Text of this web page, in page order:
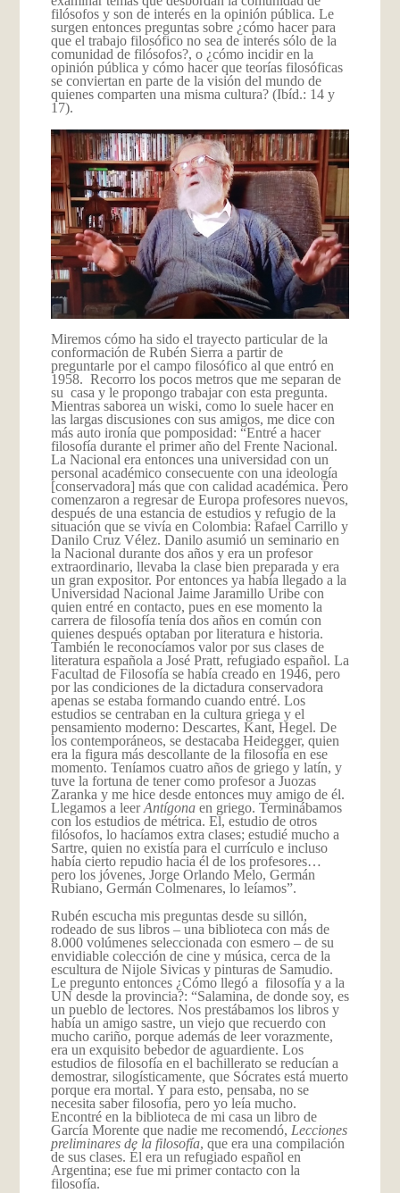
filósofos y son de interés en la opinión pública. Le
surgen entonces preguntas sobre ¿cómo hacer para
que el trabajo filosófico no sea de interés sólo de la
comunidad de filósofos?, o ¿cómo incidir en la
opinión pública y cómo hacer que teorías filosóficas
se conviertan en parte de la visión del mundo de
quienes comparten una misma cultura? (Ibíd.: 14 y
17).
Miremos cómo ha sido el trayecto particular de la
conformación de Rubén Sierra a partir de
preguntarle por el campo filosófico al que entró en
1958. Recorro los pocos metros que me separan de
su casa y le propongo trabajar con esta pregunta.
Mientras saborea un wiski, como lo suele hacer en
las largas discusiones con sus amigos, me dice con
más auto ironía que pomposidad: “Entré a hacer
filosofía durante el primer año del Frente Nacional.
La Nacional era entonces una universidad con un
personal académico consecuente con una ideología
[conservadora] más que con calidad académica. Pero
comenzaron a regresar de Europa profesores nuevos,
después de una estancia de estudios y refugio de la
situación que se vivía en Colombia: Rafael Carrillo y
Danilo Cruz Vélez. Danilo asumió un seminario en
la Nacional durante dos años y era un profesor
extraordinario, llevaba la clase bien preparada y era
un gran expositor. Por entonces ya había llegado a la
Universidad Nacional Jaime Jaramillo Uribe con
quien entré en contacto, pues en ese momento la
carrera de filosofía tenía dos años en común con
quienes después optaban por literatura e historia.
También le reconocíamos valor por sus clases de
literatura española a José Pratt, refugiado español. La
Facultad de Filosofía se había creado en 1946, pero
por las condiciones de la dictadura conservadora
apenas se estaba formando cuando entré. Los
estudios se centraban en la cultura griega y el
pensamiento moderno: Descartes, Kant, Hegel. De
los contemporáneos, se destacaba Heidegger, quien
era la figura más descollante de la filosofía en ese
momento. Teníamos cuatro años de griego y latín, y
tuve la fortuna de tener como profesor a Juozas
Zaranka y me hice desde entonces muy amigo de él.
Llegamos a leerAntígonaen griego. Terminábamos
con los estudios de métrica. El, estudio de otros
filósofos, lo hacíamos extra clases; estudié mucho a
Sartre, quien no existía para el currículo e incluso
había cierto repudio hacia él de los profesores…
pero los jóvenes, Jorge Orlando Melo, Germán
Rubiano, Germán Colmenares, lo leíamos”.
Rubén escucha mis preguntas desde su sillón,
rodeado de sus libros – una biblioteca con más de
8.000 volúmenes seleccionada con esmero – de su
envidiable colección de cine y música, cerca de la
escultura de Nijole Sivicas y pinturas de Samudio.
Le pregunto entonces ¿Cómo llegó a filosofía y a la
UN desde la provincia?: “Salamina, de donde soy, es
un pueblo de lectores. Nos prestábamos los libros y
había un amigo sastre, un viejo que recuerdo con
mucho cariño, porque además de leer vorazmente,
era un exquisito bebedor de aguardiente. Los
estudios de filosofía en el bachillerato se reducían a
demostrar, silogísticamente, que Sócrates está muerto
porque era mortal. Y para esto, pensaba, no se
necesita saber filosofía, pero yo leía mucho.
Encontré en la biblioteca de mi casa un libro de
García Morente que nadie me recomendó, Lecciones
preliminares de la filosofía, que era una compilación
de sus clases. Él era un refugiado español en
Argentina; ese fue mi primer contacto con la
filosofía.